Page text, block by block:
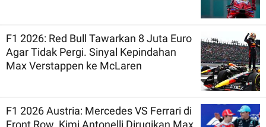
F1 2026: Red Bull Tawarkan 8 Juta Euro
Agar Tidak Pergi. Sinyal Kepindahan
Max Verstappen ke McLaren
F1 2026 Austria: Mercedes VS Ferrari di
Front Row. Kimi Antonelli Dirugikan Max